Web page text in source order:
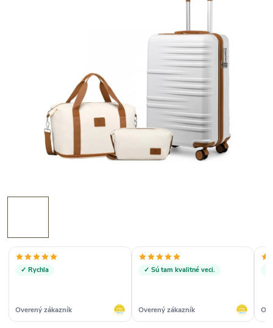
✓ Rychla
Overený zákazník
✓ Sú tam kvalitné veci.
Overený zákazník